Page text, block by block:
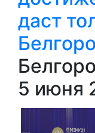
даст
5 июня